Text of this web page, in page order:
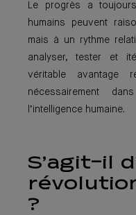
Le progrès a
humains peuvent
mais à un rythme
analyser, tester et
véritable avantage
nécessairement
l’intelligence humaine.
S’agit-il
?